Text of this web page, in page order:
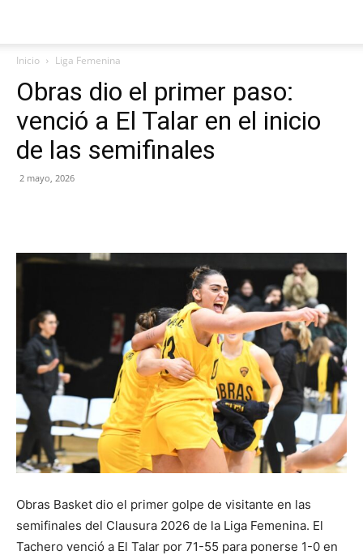
Inicio Liga Femenina
Obras dio el primer paso:
venció a El Talar en el inicio
de las semifinales
2 mayo, 2026
Obras Basket dio el primer golpe de visitante en las
semifinales del Clausura 2026 de la Liga Femenina. El
Tachero venció a El Talar por 71-55 para ponerse 1-0 en